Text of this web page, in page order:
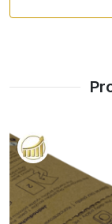
genannt)
Montgomery
Da Arganöl
meisten
Haarstruktur